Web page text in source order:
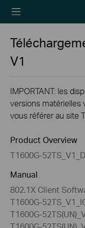
V1
IMPORTANT: les
versions matérielles
vous référer au site
Product Overview
T1600G-
Manual
802.1X Client
T1600G-
T1600G-